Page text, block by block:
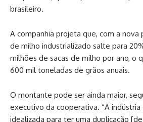
brasileiro.
A companhia projeta que, com a
de milho industrializado salte para
milhões de sacas de milho por ano, o
600 mil toneladas de grãos anuais.
O montante pode ser ainda maior,
executivo da cooperativa. “A indústria
idealizada para ter uma duplicação